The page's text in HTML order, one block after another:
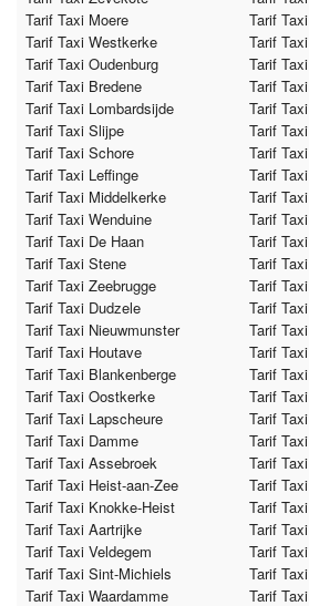
Tarif Taxi Moere
Tarif
Tarif Taxi Westkerke
Tarif
Tarif Taxi Oudenburg
Tarif
Tarif Taxi Bredene
Tarif
Tarif Taxi Lombardsijde
Tarif
Tarif Taxi Slijpe
Tarif
Tarif Taxi Schore
Tarif
Tarif Taxi Leffinge
Tarif
Tarif Taxi Middelkerke
Tarif
Tarif Taxi Wenduine
Tarif
Tarif Taxi De Haan
Tarif
Tarif Taxi Stene
Tarif
Tarif Taxi Zeebrugge
Tarif
Tarif Taxi Dudzele
Tarif
Tarif Taxi Nieuwmunster
Tarif
Tarif Taxi Houtave
Tarif
Tarif Taxi Blankenberge
Tarif
Tarif Taxi Oostkerke
Tarif
Tarif Taxi Lapscheure
Tarif
Tarif Taxi Damme
Tarif
Tarif Taxi Assebroek
Tarif
Tarif Taxi Heist-aan-Zee
Tarif
Tarif Taxi Knokke-Heist
Tarif
Tarif Taxi Aartrijke
Tarif
Tarif Taxi Veldegem
Tarif
Tarif Taxi Sint-Michiels
Tarif
Tarif Taxi Waardamme
Tarif